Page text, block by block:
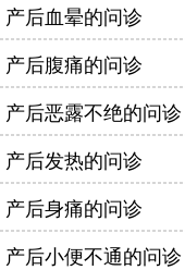
产后血晕的问诊
产后腹痛的问诊
产后恶露不绝的问诊
产后发热的问诊
产后身痛的问诊
产后小便不通的问诊